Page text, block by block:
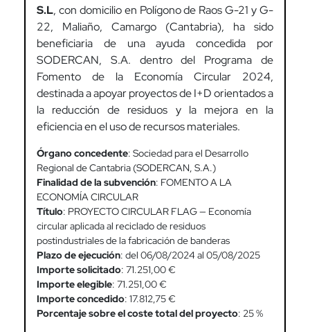
S.L, con domicilio en Polígono de Raos G-21 y G-
22, Maliaño, Camargo (Cantabria), ha sido
beneficiaria de una ayuda concedida por
SODERCAN, S.A. dentro del Programa de
Fomento de la Economía Circular 2024,
destinada a apoyar proyectos de I+D orientados a
la reducción de residuos y la mejora en la
eficiencia en el uso de recursos materiales.
Órgano concedente: Sociedad para el Desarrollo
Regional de Cantabria (SODERCAN, S.A.)
Finalidad de la subvención: FOMENTO A LA
ECONOMÍA CIRCULAR
Título: PROYECTO CIRCULAR FLAG — Economía
circular aplicada al reciclado de residuos
postindustriales de la fabricación de banderas
Plazo de ejecución: del 06/08/2024 al 05/08/2025
Importe solicitado: 71.251,00 €
Importe elegible: 71.251,00 €
Importe concedido: 17.812,75 €
Porcentaje sobre el coste total del proyecto: 25 %